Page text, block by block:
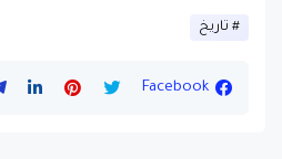
تاريخ
Facebook